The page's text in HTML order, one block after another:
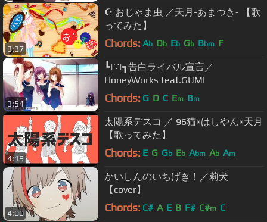
3:37
☪ おじゃま虫 ／天月-あまつき- 【歌
ってみた】
Chords: Ab Db Eb Gb Bbm F
3:54
┗|∵|┓告白ライバル宣言／
HoneyWorks feat.GUMI
Chords: G D C Em Bm
4:19
太陽系デスコ ／ 96猫×はしやん×天月
【歌ってみた】
Chords: E G Gb Eb Abm Ab Am
4:00
かいしんのいちげき！／莉犬
【cover】
Chords: C# A E B F# C#m C